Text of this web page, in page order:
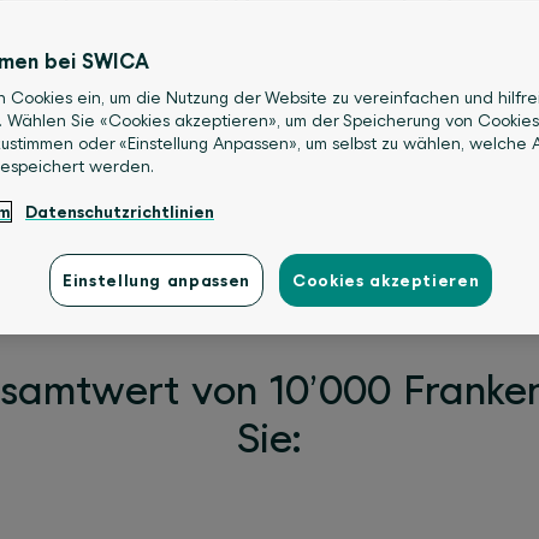
Wichtigste ist, möchten wir Sie
Sie an unserem Wettbewerb teil
Preise, die Ihr
ermöglichen.
von 10’000
Sie:
bei SWICA
Cookies ein, um die Nutzung der Website zu vereinfachen und
Wählen Sie «Cookies akzeptieren», um der Speicherung von
oder «Einstellung Anpassen», um selbst zu wählen, welche
werden.
Datenschutzrichtlinien
Einstellung anpassen Cookies akzeptieren